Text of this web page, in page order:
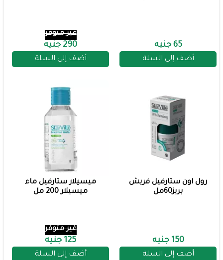
65 جنيه
أضف إلى السلة
غير متوفر
290 جنيه
أضف إلى السلة
رول اون ستارفيل فريش
بريز60مل
150 جنيه
أضف إلى السلة
ميسيلار ستارفيل ماء
ميسيلار 200 مل
غير متوفر
125 جنيه
أضف إلى السلة